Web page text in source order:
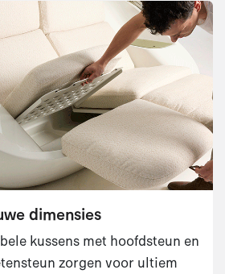
dimensies
kussens met hoofdsteun en
zorgen voor ultiem